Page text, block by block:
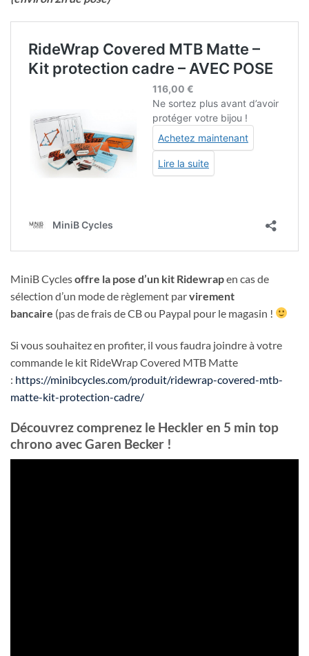
MiniB Cyclesoffre la pose d’un kit Ridewrapen cas de
sélection d’un mode de règlement parvirement
bancaire (pas de frais de CB ou Paypal pour le magasin !
Si vous souhaitez en profiter, il vous faudra joindre à votre
commande le kit RideWrap Covered MTB Matte
: https://minibcycles.com/produit/ridewrap-covered-mtb-
matte-kit-protection-cadre/
Découvrez comprenez le Heckler en 5 min top
chrono avec Garen Becker !